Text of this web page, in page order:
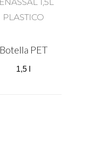
Botella PET
1,5 l